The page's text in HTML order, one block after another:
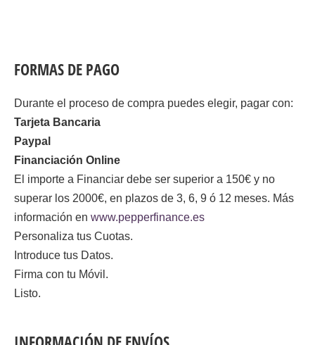
FORMAS DE PAGO
Durante el proceso de compra puedes elegir, pagar con:
Tarjeta Bancaria
Paypal
Financiación Online
El importe a Financiar debe ser superior a 150€ y no
superar los 2000€, en plazos de 3, 6, 9 ó 12 meses. Más
información en www.pepperfinance.es
Personaliza tus Cuotas.
Introduce tus Datos.
Firma con tu Móvil.
Listo.